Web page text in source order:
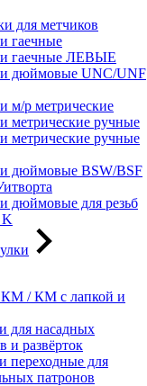
для метчиков
гаечные
гаечные ЛЕВЫЕ
дюймовые UNC/UNF
м/р метрические
метрические ручные
метрические ручные
дюймовые BSW/BSF
дюймовые для резьб
K
КМ / КМ с лапкой и
для насадных
и развёрток
переходные для
патронов